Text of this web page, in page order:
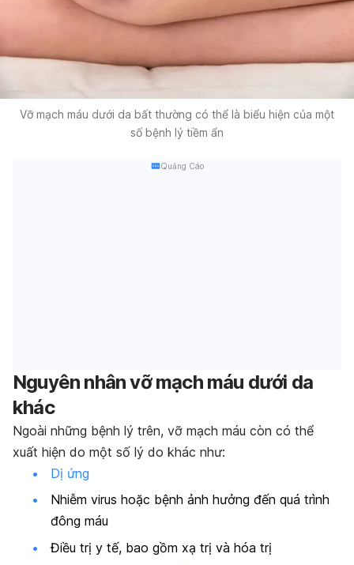
Vỡ mạch máu dưới da bất thường có thể là biểu hiện của một
số bệnh lý tiềm ẩn
Quảng Cáo
Nguyên nhân vỡ mạch máu dưới da
khác
Ngoài những bệnh lý trên, vỡ mạch máu còn có thể
xuất hiện do một số lý do khác như:
Dị ứng
Nhiễm virus hoặc bệnh ảnh hưởng đến quá trình
đông máu
Điều trị y tế, bao gồm xạ trị và hóa trị